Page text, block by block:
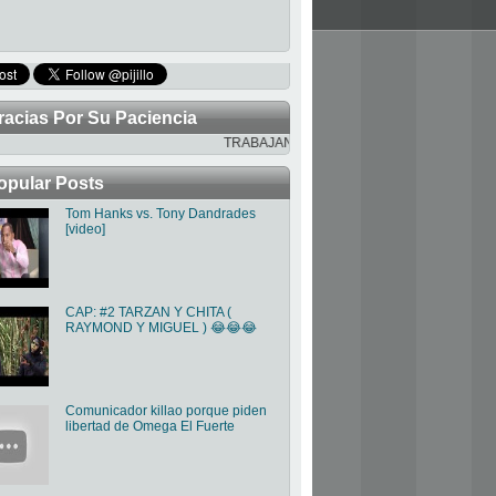
Por Su Paciencia
TRABAJANDO PARA MEJORAR LA PAGINA
Posts
Tom Hanks vs. Tony Dandrades
[video]
CAP: #2 TARZAN Y CHITA (
RAYMOND Y MIGUEL ) 😂😂😂
Comunicador killao porque piden
libertad de Omega El Fuerte